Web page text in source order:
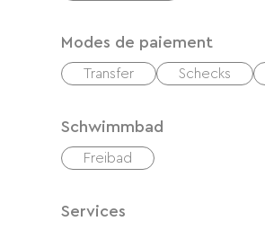
Modes de paiement
Transfer Schecks
Schwimmbad
Freibad
Services